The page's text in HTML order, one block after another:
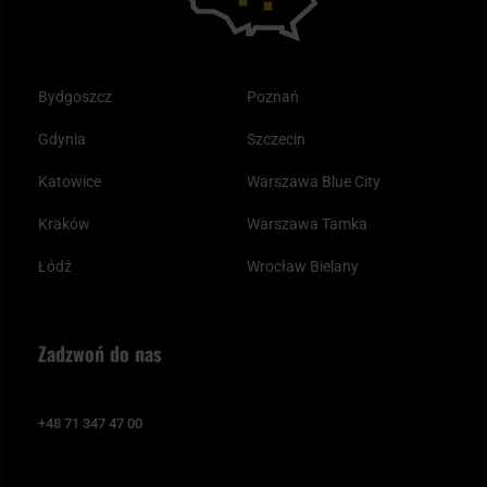
Bydgoszcz
Gdynia
Katowice
Kraków
Łódź
Poznań
Szczecin
Warszawa Blue City
Warszawa Tamka
Wrocław Bielany
Zadzwoń do nas
+48 71 347 47 00